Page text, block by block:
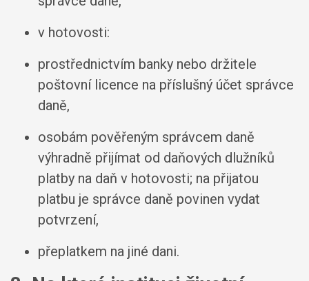
v hotovosti:
prostřednictvím banky nebo držitele
poštovní licence na příslušný účet správce
daně,
osobám pověřeným správcem daně
výhradně přijímat od daňových dlužníků
platby na daň v hotovosti; na přijatou
platbu je správce daně povinen vydat
potvrzení,
přeplatkem na jiné dani.